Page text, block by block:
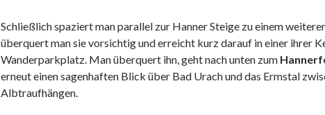
Schließlich spaziert man parallel zur Hanner Steige zu einem
überquert man sie vorsichtig und erreicht kurz darauf in einer ihrer
Wanderparkplatz. Man überquert ihn, geht nach unten zum
erneut einen sagenhaften Blick über Bad Urach und das Ermstal
Albtraufhängen.